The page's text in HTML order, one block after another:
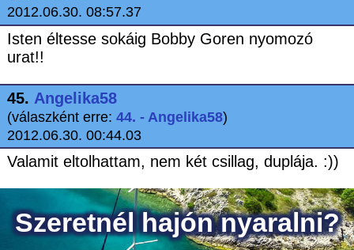
2012.06.30. 08:57.37
Isten éltesse sokáig Bobby Goren nyomozó
urat!!
45. Angelika58
(válaszként erre: 44. - Angelika58)
2012.06.30. 00:44.03
Valamit eltolhattam, nem két csillag, duplája. :))